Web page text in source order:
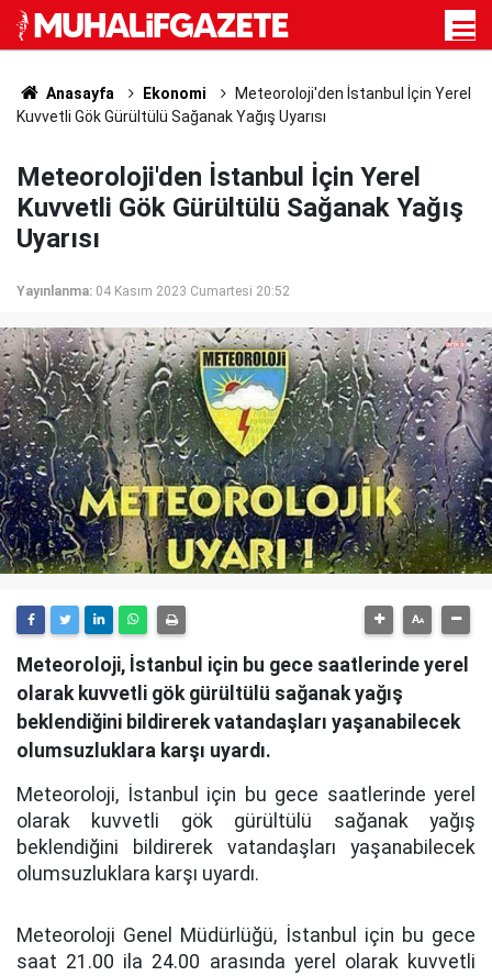
Anasayfa Ekonomi
Meteoroloji'den İstanbul İçin Yerel
Kuvvetli Gök Gürültülü Sağanak Yağış Uyarısı
Meteoroloji'den İstanbul İçin Yerel
Kuvvetli Gök Gürültülü Sağanak Yağış
Uyarısı
Yayınlanma: 04 Kasım 2023 Cumartesi 20:52
Meteoroloji, İstanbul için bu gece saatlerinde yerel
olarak kuvvetli gök gürültülü sağanak yağış
beklendiğini bildirerek vatandaşları yaşanabilecek
olumsuzluklara karşı uyardı.
Meteoroloji, İstanbul için bu gece saatlerinde yerel
olarak kuvvetli gök gürültülü sağanak yağış
beklendiğini bildirerek vatandaşları yaşanabilecek
olumsuzluklara karşı uyardı.
Meteoroloji Genel Müdürlüğü, İstanbul için bu gece
saat 21.00 ila 24.00 arasında yerel olarak kuvvetli